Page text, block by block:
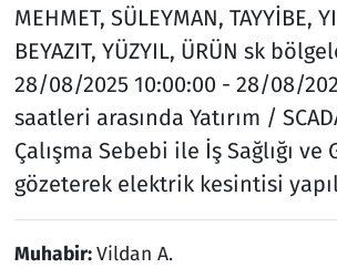
MEHMET, SÜLEYMAN, TAYYİBE,
BEYAZIT, YÜZYIL, ÜRÜN sk
28/08/2025 10:00:00 - 28/08/
saatleri arasında Yatırım /
Çalışma Sebebi ile İş Sağlığı
gözeterek elektrik kesintisi
Muhabir:Vildan A.